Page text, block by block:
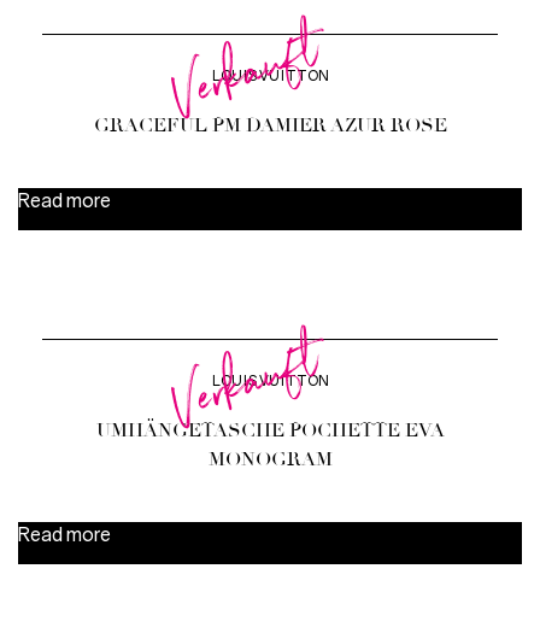
Verkauft
LOUIS VUITTON
GRACEFUL PM DAMIER AZUR ROSE
Read more
Verkauft
LOUIS VUITTON
UMHÄNGETASCHE POCHETTE EVA
MONOGRAM
Read more